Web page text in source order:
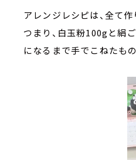
アレンジレシピは、全て作
つまり、白玉粉100gと絹
になるまで手でこねたも